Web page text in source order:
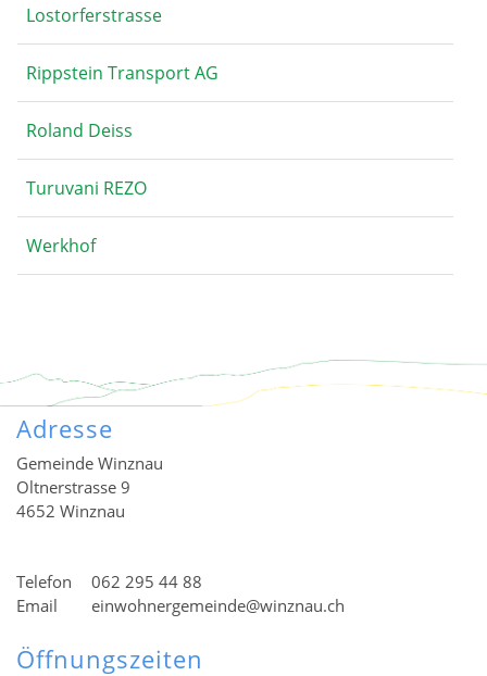
Lostorferstrasse
Rippstein Transport AG
Roland Deiss
Turuvani REZO
Werkhof
Adresse
Gemeinde Winznau
Oltnerstrasse 9
4652 Winznau
Telefon
062 295 44 88
Email
einwohnergemeinde@winznau.ch
Öffnungszeiten